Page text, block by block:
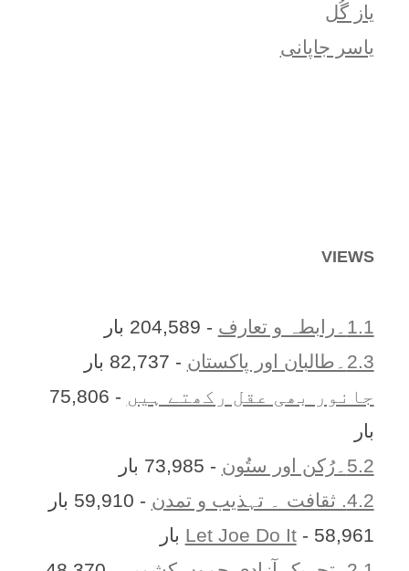
یاز گُل
یاسر جاپانی
VIEWS
1.1۔رابطہ و تعارف
- 204,589 بار
2.3۔طالبان اور پاکستان
- 82,737 بار
جانور بھی عقل رکھتے ہیں
- 75,806
بار
5.2۔رُکن اور ستُون
- 73,985 بار
4.2. ثقافت ۔ تہذیب و تمدن
- 59,910 بار
Let Joe Do It- 58,961 بار